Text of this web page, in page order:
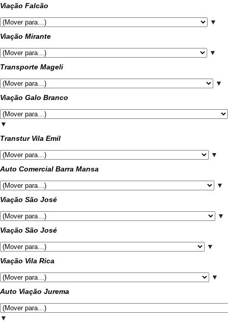
Viação Falcão
▼
Viação Mirante
▼
Transporte Mageli
▼
Viação Galo Branco
▼
Transtur Vila Emil
▼
Auto Comercial Barra Mansa
▼
Viação São José
▼
Viação São José
▼
Viação Vila Rica
▼
Auto Viação Jurema
▼